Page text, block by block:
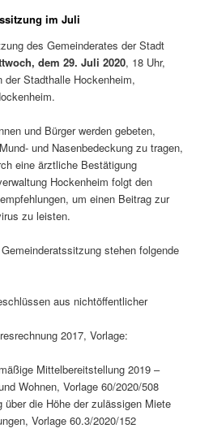
im Juli
des Gemeinderates der Stadt
dem 29. Juli 2020, 18 Uhr,
Stadthalle Hockenheim,
und Bürger werden gebeten,
und Nasenbedeckung zu tragen,
eine ärztliche Bestätigung
Hockenheim folgt den
um einen Beitrag zur
zu leisten.
stehen folgende
aus nichtöffentlicher
2017, Vorlage:
Mittelbereitstellung 2019 –
Wohnen, Vorlage 60/2020/508
über die Höhe der zulässigen Miete
Vorlage 60.3/2020/152